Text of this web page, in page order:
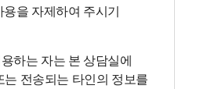
을 자제하여 주시기
하는 자는 본 상담실에
는 전송되는 타인의 정보를